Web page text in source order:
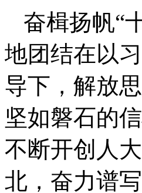
奋楫扬帆“
地团结在以
导下，解放
坚如磐石的
不断开创人
北，奋力谱